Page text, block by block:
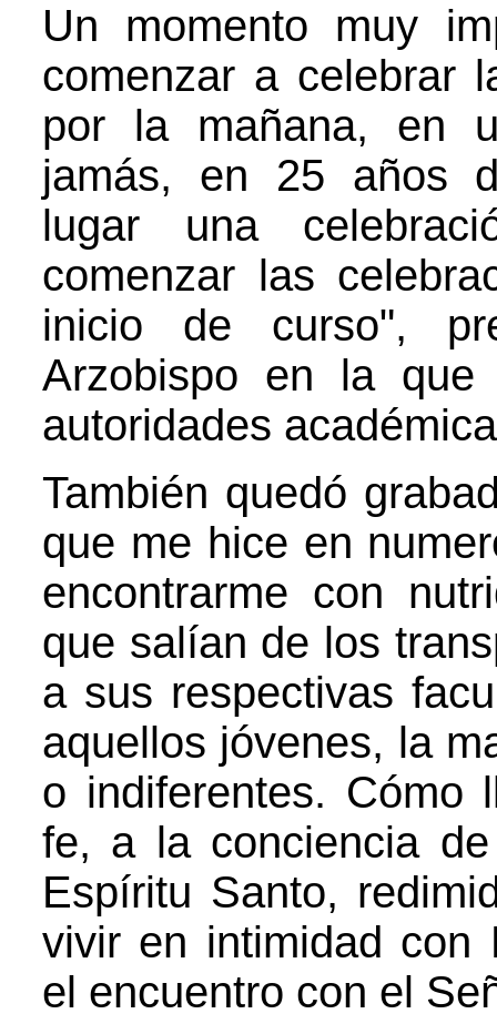
Un momento muy
comenzar a celebrar
por la mañana, en
jamás, en 25 años
lugar una
comenzar las
inicio de curso",
Arzobispo en la
autoridades
También quedó
que me hice en
encontrarme con
que salían de los
a sus respectivas
aquellos jóvenes, la
o indiferentes. Cómo
fe, a la conciencia
Espíritu Santo,
vivir en intimidad con
el encuentro con el